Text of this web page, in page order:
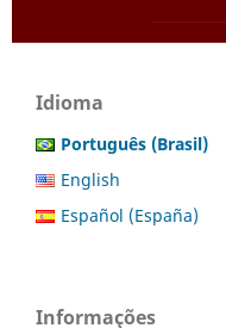
Idioma
Português (Brasil)
English
Español (España)
Informações